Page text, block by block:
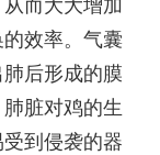
而大大增加
效率。气囊
后形成的膜
脏对鸡的生
到侵袭的器